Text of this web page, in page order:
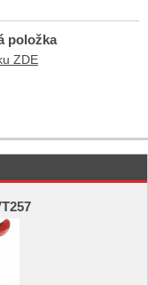
položka
ZDE